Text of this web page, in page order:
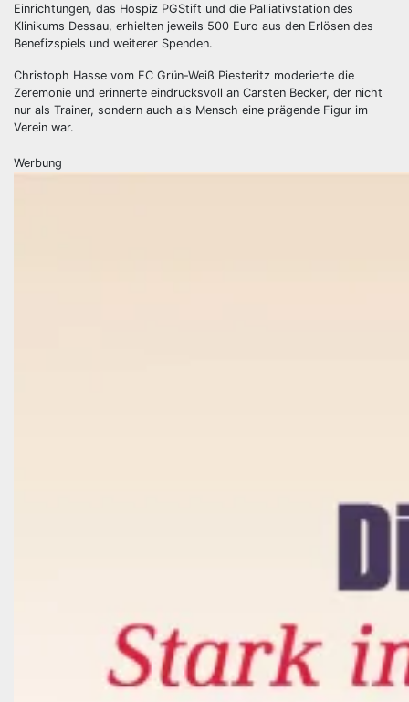
Einrichtungen, das Hospiz PGStift und die Palliativstation des
Klinikums Dessau, erhielten jeweils 500 Euro aus den Erlösen des
Benefizspiels und weiterer Spenden.
Christoph Hasse vom FC Grün-Weiß Piesteritz moderierte die
Zeremonie und erinnerte eindrucksvoll an Carsten Becker, der nicht
nur als Trainer, sondern auch als Mensch eine prägende Figur im
Verein war.
Werbung